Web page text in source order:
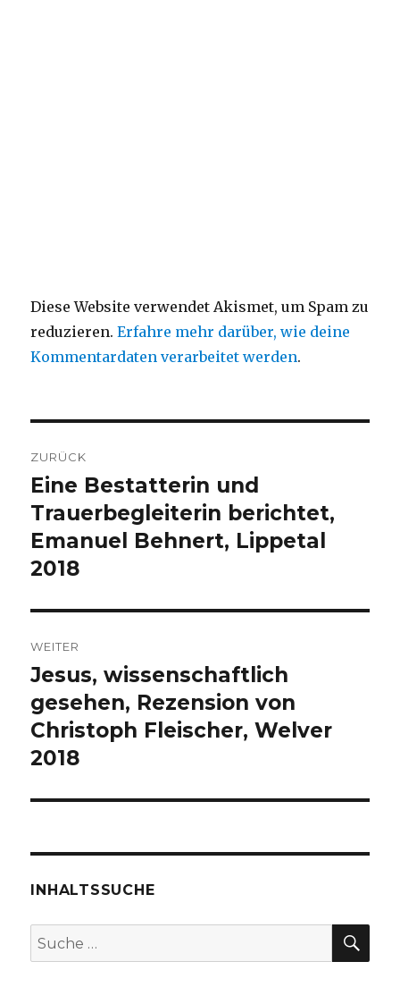
Diese Website verwendet Akismet, um Spam zu
reduzieren.Erfahre mehr darüber, wie deine
Kommentardaten verarbeitet werden.
ZURÜCK
Vorheriger
Beitrag:
Eine Bestatterin und
Trauerbegleiterin berichtet,
Emanuel Behnert, Lippetal
2018
WEITER
Nächster
Beitrag:
Jesus, wissenschaftlich
gesehen, Rezension von
Christoph Fleischer, Welver
2018
INHALTSSUCHE
Suche
nach: